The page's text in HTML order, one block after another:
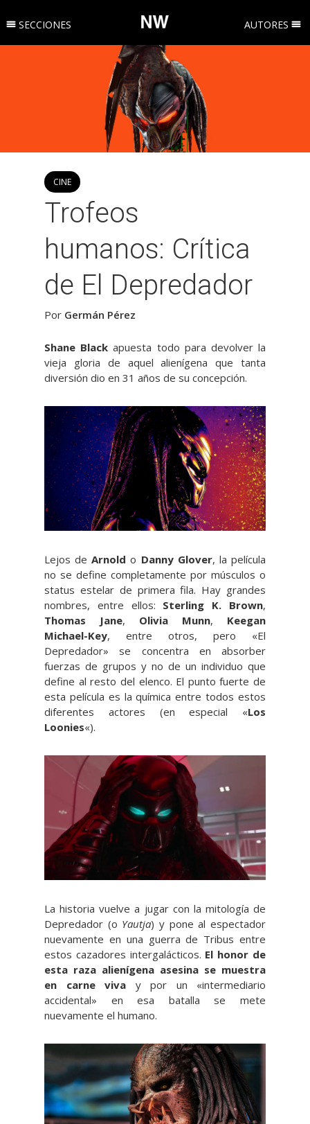
SECCIONES AUTORES
CINE
Trofeos
humanos: Crítica
de El Depredador
Por Germán Pérez
Shane Black apuesta todo para devolver la
vieja gloria de aquel alienígena que tanta
diversión dio en 31 años de su concepción.
Lejos deArnold o Danny Glover, la película
no se define completamente por músculos o
status estelar de primera fila. Hay grandes
nombres, entre ellos: Sterling K. Brown,
Thomas Jane, Olivia Munn, Keegan
Michael-Key, entre otros, pero «El
Depredador» se concentra en absorber
fuerzas de grupos y no de un individuo que
define al resto del elenco. El punto fuerte de
esta película es la química entre todos estos
diferentes actores (en especial «Los
Loonies«).
La historia vuelve a jugar con la mitología de
Depredador (o Yautja) y pone al espectador
nuevamente en una guerra de Tribus entre
estos cazadores intergalácticos. El honor de
esta raza alienígena asesina se muestra
en carne viva y por un «intermediario
accidental» en esa batalla se mete
nuevamente el humano.